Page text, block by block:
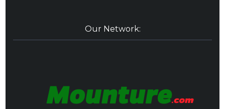
Our Network: